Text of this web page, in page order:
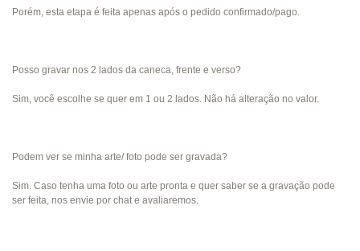
Porém, esta etapa é feita apenas após o pedido confirmado/pago.
Posso gravar nos 2 lados da caneca, frente e verso?
Sim, você escolhe se quer em 1 ou 2 lados. Não há alteração no valor.
Podem ver se minha arte/ foto pode ser gravada?
Sim. Caso tenha uma foto ou arte pronta e quer saber se a gravação pode
ser feita, nos envie por chat e avaliaremos.